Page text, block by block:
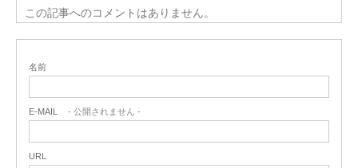
この記事へのコメントはありません。
名前
E-MAIL - 公開されません -
URL